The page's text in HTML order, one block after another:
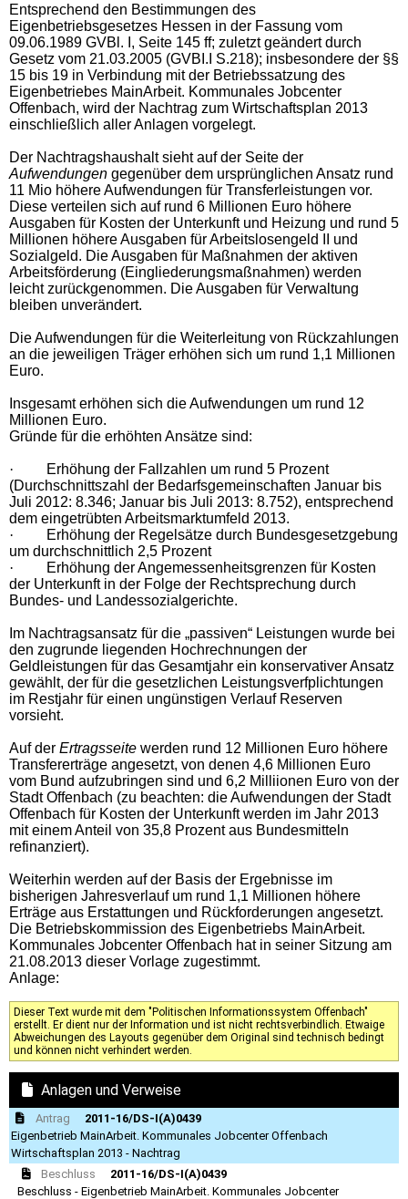
Entsprechend den Bestimmungen des
Eigenbetriebsgesetzes Hessen in der Fassung vom
09.06.1989 GVBl. I, Seite 145 ff; zuletzt geändert durch
Gesetz vom 21.03.2005 (GVBI.I S.218); insbesondere der §§
15 bis 19 in Verbindung mit der Betriebssatzung des
Eigenbetriebes MainArbeit. Kommunales Jobcenter
Offenbach, wird der Nachtrag zum Wirtschaftsplan 2013
einschließlich aller Anlagen vorgelegt.
Der Nachtragshaushalt sieht auf der Seite der
Aufwendungen gegenüber dem ursprünglichen Ansatz rund
11 Mio höhere Aufwendungen für Transferleistungen vor.
Diese verteilen sich auf rund 6 Millionen Euro höhere
Ausgaben für Kosten der Unterkunft und Heizung und rund 5
Millionen höhere Ausgaben für Arbeitslosengeld II und
Sozialgeld. Die Ausgaben für Maßnahmen der aktiven
Arbeitsförderung (Eingliederungsmaßnahmen) werden
leicht zurückgenommen. Die Ausgaben für Verwaltung
bleiben unverändert.
Die Aufwendungen für die Weiterleitung von Rückzahlungen
an die jeweiligen Träger erhöhen sich um rund 1,1 Millionen
Euro.
Insgesamt erhöhen sich die Aufwendungen um rund 12
Millionen Euro.
Gründe für die erhöhten Ansätze sind:
·
Erhöhung der Fallzahlen um rund 5 Prozent
(Durchschnittszahl der Bedarfsgemeinschaften Januar bis
Juli 2012: 8.346; Januar bis Juli 2013: 8.752), entsprechend
dem eingetrübten Arbeitsmarktumfeld 2013.
·
Erhöhung der Regelsätze durch Bundesgesetzgebung
um durchschnittlich 2,5 Prozent
·
Erhöhung der Angemessenheitsgrenzen für Kosten
der Unterkunft in der Folge der Rechtsprechung durch
Bundes- und Landessozialgerichte.
Im Nachtragsansatz für die „passiven“ Leistungen wurde bei
den zugrunde liegenden Hochrechnungen der
Geldleistungen für das Gesamtjahr ein konservativer Ansatz
gewählt, der für die gesetzlichen Leistungsverfplichtungen
im Restjahr für einen ungünstigen Verlauf Reserven
vorsieht.
Auf der Ertragsseite werden rund 12 Millionen Euro höhere
Transfererträge angesetzt, von denen 4,6 Millionen Euro
vom Bund aufzubringen sind und 6,2 Milliionen Euro von der
Stadt Offenbach (zu beachten: die Aufwendungen der Stadt
Offenbach für Kosten der Unterkunft werden im Jahr 2013
mit einem Anteil von 35,8 Prozent aus Bundesmitteln
refinanziert).
Weiterhin werden auf der Basis der Ergebnisse im
bisherigen Jahresverlauf um rund 1,1 Millionen höhere
Erträge aus Erstattungen und Rückforderungen angesetzt.
Die Betriebskommission des Eigenbetriebs MainArbeit.
Kommunales Jobcenter Offenbach hat in seiner Sitzung am
21.08.2013 dieser Vorlage zugestimmt.
Anlage:
Dieser Text wurde mit dem "Politischen Informationssystem Offenbach"
erstellt. Er dient nur der Information und ist nicht rechtsverbindlich. Etwaige
Abweichungen des Layouts gegenüber dem Original sind technisch bedingt
und können nicht verhindert werden.
Anlagen und Verweise
Antrag
2011-16/DS-I(A)0439
Eigenbetrieb MainArbeit. Kommunales Jobcenter Offenbach
Wirtschaftsplan 2013 - Nachtrag
Beschluss
2011-16/DS-I(A)0439
Beschluss - Eigenbetrieb MainArbeit. Kommunales Jobcenter